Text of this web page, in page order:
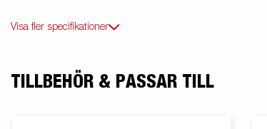
Visa fler specifikationer
TILLBEHÖR & PASSAR TILL